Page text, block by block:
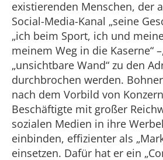
existierenden Menschen, der
Social-Media-Kanal „seine
„ich beim Sport, ich und
meinem Weg in die Kaserne“
„unsichtbare Wand“ zu den
durchbrochen werden.
nach dem Vorbild von
Beschäftigte mit großer
sozialen Medien in ihre
einbinden, effizienter als
einsetzen. Dafür hat er ein